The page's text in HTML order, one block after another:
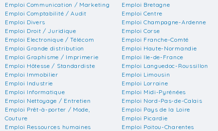
Emploi Communication / Marketing
Emploi Comptabilité / Audit
Emploi Divers
Emploi Droit / Juridique
Emploi Electronique / Télécom
Emploi Grande distribution
Emploi Graphisme / Imprimerie
Emploi Hôtesse / Standardiste
Emploi Immobilier
Emploi Industrie
Emploi Informatique
Emploi Nettoyage / Entretien
Emploi Prêt-à-porter / Mode,
Couture
Emploi Ressources humaines
Emploi Bretagne
Emploi Centre
Emploi Champagne-Ardenne
Emploi Corse
Emploi Franche-Comté
Emploi Haute-Normandie
Emploi Ile-de-France
Emploi Languedoc-Roussillon
Emploi Limousin
Emploi Lorraine
Emploi Midi-Pyrénées
Emploi Nord-Pas-de-Calais
Emploi Pays de la Loire
Emploi Picardie
Emploi Poitou-Charentes